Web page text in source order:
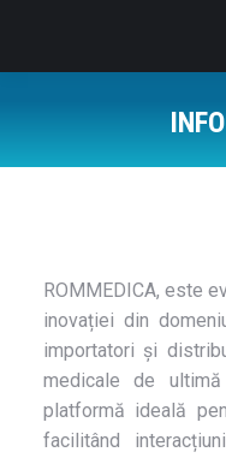
ROMMEDICA, este
inovației din
importatori și
medicale de
platformă ideală
facilitând